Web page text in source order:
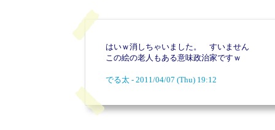
はいｗ消しちゃいました。 すいません
この絵の老人もある意味政治家ですｗ
でる太 - 2011/04/07 (Thu) 19:12